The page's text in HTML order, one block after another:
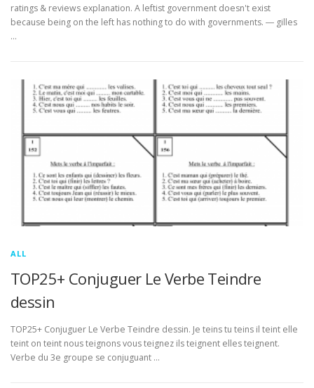
ratings & reviews explanation. A leftist government doesn't exist
because being on the left has nothing to do with governments. ― gilles
…
ALL
TOP25+ Conjuguer Le Verbe Teindre
dessin
TOP25+ Conjuguer Le Verbe Teindre dessin. Je teins tu teins il teint elle
teint on teint nous teignons vous teignez ils teignent elles teignent.
Verbe du 3e groupe se conjuguant …